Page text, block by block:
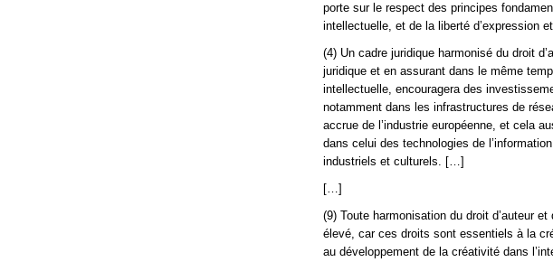
porte sur le respect des principes
intellectuelle, et de la liberté d’expression
(4) Un cadre juridique harmonisé du droit
juridique et en assurant dans le même
intellectuelle, encouragera des
notamment dans les infrastructures de
accrue de l’industrie européenne, et cela
dans celui des technologies de
industriels et culturels. […]
[…]
(9) Toute harmonisation du droit d’auteur
élevé, car ces droits sont essentiels à la
au développement de la créativité dans